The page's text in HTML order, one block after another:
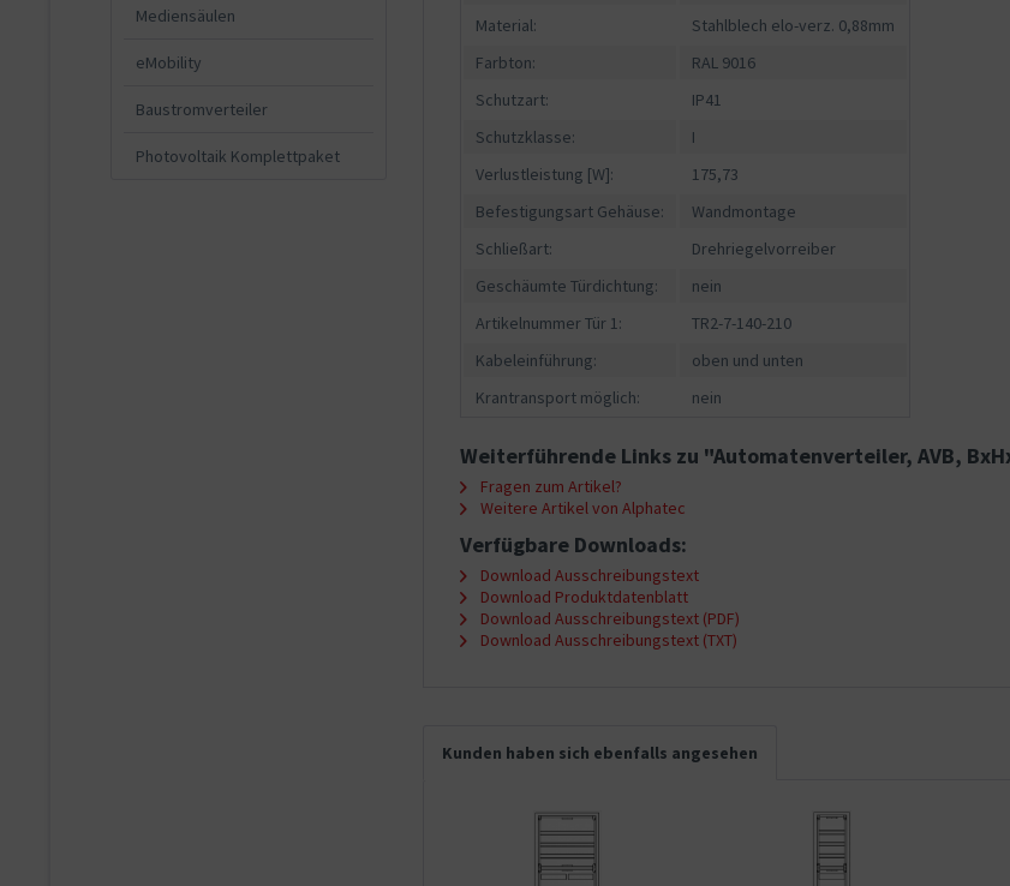
Mediensäulen
eMobility
Baustromverteiler
Photovoltaik Komplettpaket
Material:
Stahlblech elo-verz. 0,88mm
Farbton:
RAL 9016
Schutzart:
IP41
Schutzklasse:
I
Verlustleistung [W]:
175,73
Befestigungsart Gehäuse:
Wandmontage
Schließart:
Drehriegelvorreiber
Geschäumte Türdichtung:
nein
Artikelnummer Tür 1:
TR2-7-140-210
Kabeleinführung:
oben und unten
Krantransport möglich:
nein
Weiterführende Links zu "Automatenverteiler, AVB,
Fragen zum Artikel?
Weitere Artikel von Alphatec
Verfügbare Downloads:
Download Ausschreibungstext
Download Produktdatenblatt
Download Ausschreibungstext (PDF)
Download Ausschreibungstext (TXT)
Kunden haben sich ebenfalls angesehen